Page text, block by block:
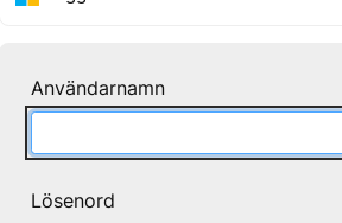
Användarnamn
Lösenord